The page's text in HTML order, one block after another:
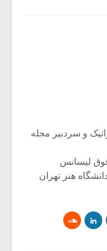
و سردبیر مجله
فوق لیسانس
هنر تهران